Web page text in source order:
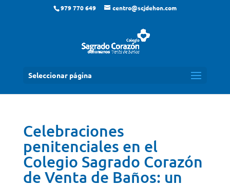
979 770 649 centro@scjdehon.com
Seleccionar página
Celebraciones
penitenciales en el
Colegio Sagrado Corazón
de Venta de Baños: un